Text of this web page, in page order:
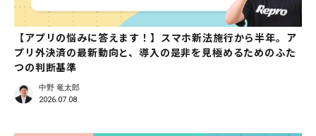
【アプリの悩みに答えます！】スマホ新法施行から半年。ア
プリ外決済の最新動向と、導入の是非を見極めるためのふた
つの判断基準
中野 竜太郎
2026.07.08